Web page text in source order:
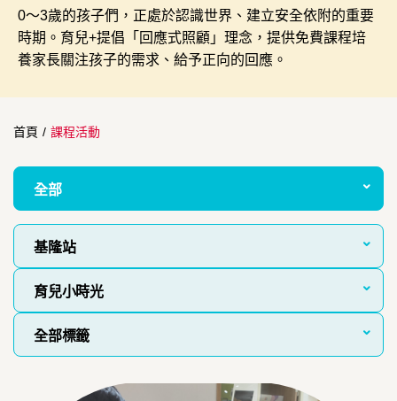
0～3歲的孩子們，正處於認識世界、建立安全依附的重要
時期。育兒+提倡「回應式照顧」理念，提供免費課程培
養家長關注孩子的需求、給予正向的回應。
首頁 / 課程活動
全部
基隆站
育兒小時光
全部標籤